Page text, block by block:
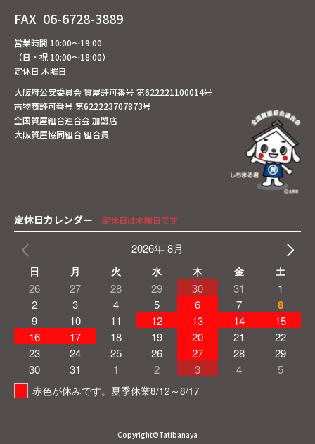
FAX 06-6728-3889
営業時間 10:00～19:00
（日・祝 10:00～18:00）
定休日 木曜日
大阪府公安委員会 質屋許可番号 第622221100014号
古物商許可番号 第622223707873号
全国質屋組合連合会 加盟店
大阪質屋協同組合 組合員
定休日カレンダー 定休日は木曜日です
2026年 8月
日 月 火 水 木 金 土
26 27 28 29 30 31
1
2
3 4 5 6 7 8
9 10 11 12 13 14
15
16
17 18 19 20 21
22
23
24 25 26 27 28
29
30
31 1 2 3 4 5
赤色が休みです。夏季休業8/12～8/17
Copyright©Tatibanaya